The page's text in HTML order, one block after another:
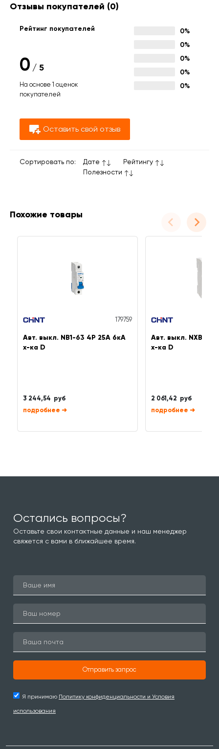
Отзывы покупателей (0)
Рейтинг покупателей
0 / 5
На основе 1 оценок
покупателей
0%
0%
0%
0%
0%
Оставить свой отзыв
Сортировать по: Дате
Рейтингу
Полезности
Похожие товары
179759
Авт. выкл. NB1-63 4P 25A 6кА
х-ка D
3 244,54 руб
➜
Авт. выкл. NXB-63
х-ка D
2 061,42 руб
➜
Остались вопросы?
Оставьте свои контактные данные и наш менеджер
свяжется с вами в ближайшее время.
Отправить запрос
Я принимаю Политику конфиденциальности и Условия
использования